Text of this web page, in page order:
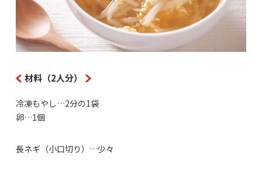
材料（2人分）
冷凍もやし…2分の1袋
卵…1個
長ネギ（小口切り）…少々